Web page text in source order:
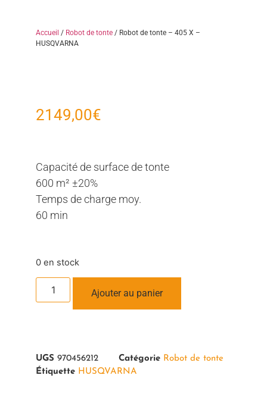
Accueil / Robot de tonte / Robot de tonte – 405 X –
HUSQVARNA
2149,00€
Capacité de surface de tonte
600 m² ±20%
Temps de charge moy.
60 min
0 en stock
Ajouter au panier
UGS 970456212 Catégorie Robot de tonte
Étiquette HUSQVARNA